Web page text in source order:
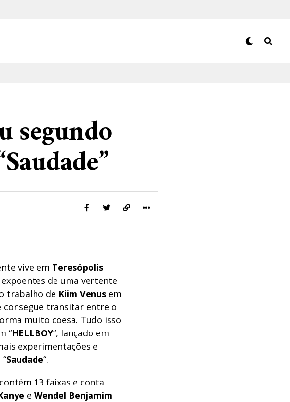
segundo
vive em Teresópolis
de uma vertente
trabalho de Kiim Venus em
consegue transitar entre o
muito coesa. Tudo isso
“HELLBOY“, lançado em
experimentações e
Saudade“.
13 faixas e conta
e Wendel Benjamim